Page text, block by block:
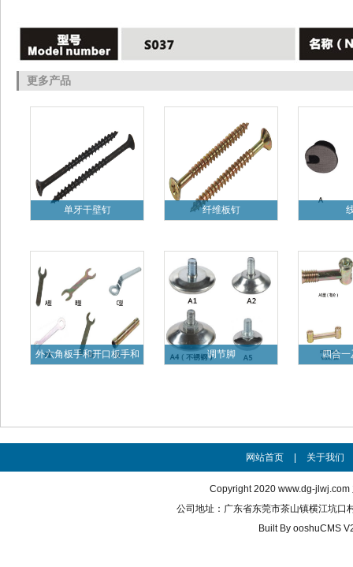
更多产品
单牙干壁钉 纤维板钉
外六角板手和开口板手和
调节脚 四合一
网站首页 关于我们
Copyright 2020 www.dg-jlwj.com
公司地址：广东省东莞市茶山镇横江坑
Built By ooshuCMS